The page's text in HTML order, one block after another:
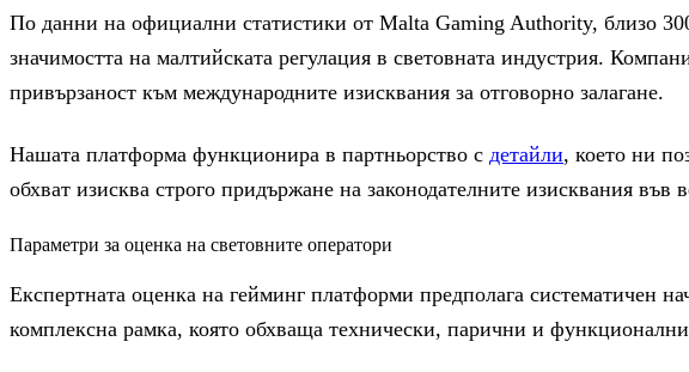
По данни на официални статистики от Malta Gaming Authority, близо
значимостта на малтийската регулация в световната индустрия.
привързаност към международните изисквания за отговорно залагане.
Нашата платформа функционира в партньорство с детайли, което ни
обхват изисква строго придържане на законодателните изисквания
Параметри за оценка на световните оператори
Експертната оценка на гейминг платформи предполага систематичен
комплексна рамка, която обхваща технически, парични и